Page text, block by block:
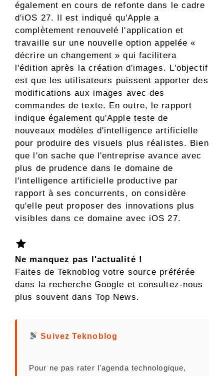
également en cours de refonte dans le cadre
d'iOS 27. Il est indiqué qu'Apple a
complètement renouvelé l'application et
travaille sur une nouvelle option appelée «
décrire un changement » qui facilitera
l'édition après la création d'images. L'objectif
est que les utilisateurs puissent apporter des
modifications aux images avec des
commandes de texte. En outre, le rapport
indique également qu'Apple teste de
nouveaux modèles d'intelligence artificielle
pour produire des visuels plus réalistes. Bien
que l'on sache que l'entreprise avance avec
plus de prudence dans le domaine de
l'intelligence artificielle productive par
rapport à ses concurrents, on considère
qu'elle peut proposer des innovations plus
visibles dans ce domaine avec iOS 27.
Ne manquez pas l'actualité !
Faites de Teknoblog votre source préférée
dans la recherche Google et consultez-nous
plus souvent dans Top News.
Suivez Teknoblog
Pour ne pas rater l'agenda technologique,